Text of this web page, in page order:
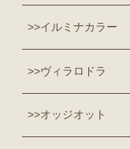
イルミナカラー
ヴィラロドラ
オッジオット